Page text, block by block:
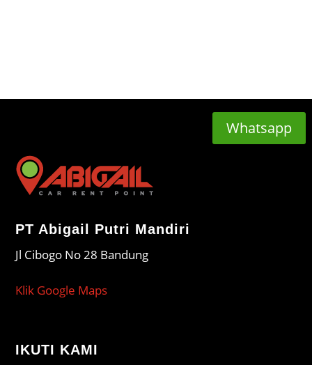
PT Abigail Putri Mandiri
Jl Cibogo No 28 Bandung
Klik Google Maps
IKUTI KAMI
Whatsapp